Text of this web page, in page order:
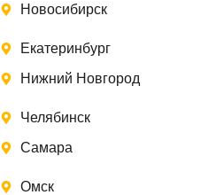
Новосибирск
Екатеринбург
Нижний Новгород
Челябинск
Самара
Омск